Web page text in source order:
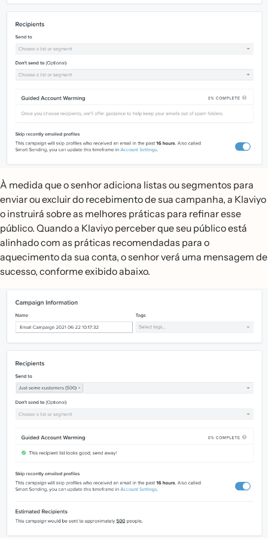
À medida que o senhor adiciona listas ou segmentos para
enviar ou excluir do recebimento de sua campanha, a Klaviyo
o instruirá sobre as melhores práticas para refinar esse
público. Quando a Klaviyo perceber que seu público está
alinhado com as práticas recomendadas para o
aquecimento da sua conta, o senhor verá uma mensagem de
sucesso, conforme exibido abaixo.